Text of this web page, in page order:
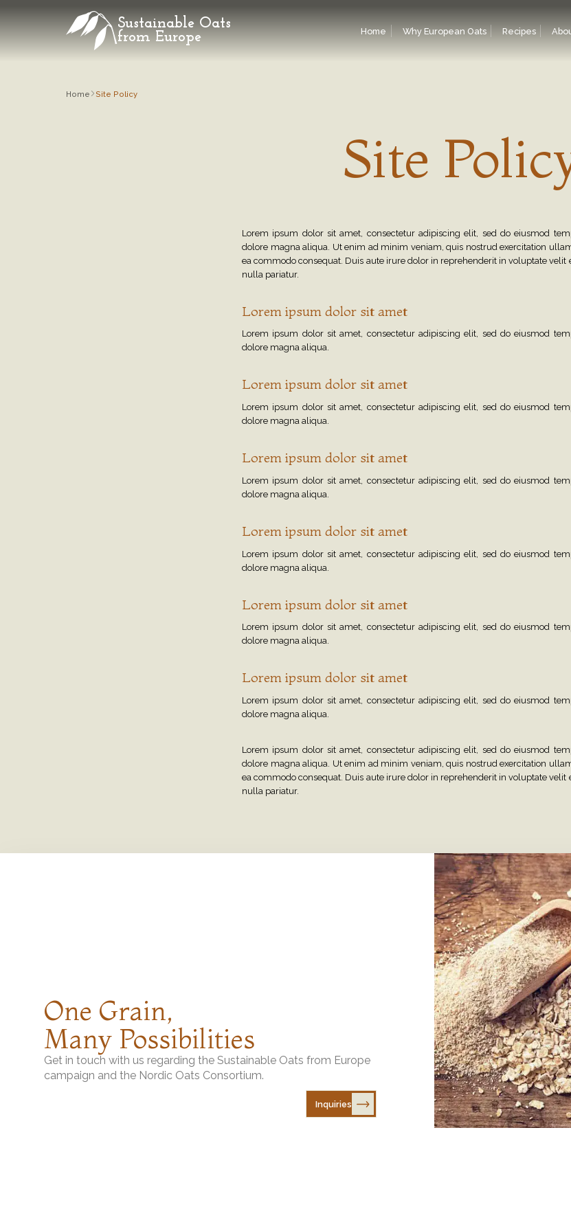
Sustainable Oats
from Europe
Home Why European Oats Recipes
Home Site Policy
Site
Site
Lorem ipsum dolor sit amet, consectetur adipiscing elit, sed do eiusmod
dolore magna aliqua. Ut enim ad minim veniam, quis nostrud exercitation
ea commodo consequat. Duis aute irure dolor in reprehenderit in voluptate velit
nulla pariatur.
Lorem ipsum dolor sit amet
Lorem ipsum dolor sit amet, consectetur adipiscing elit, sed do eiusmod
dolore magna aliqua.
Lorem ipsum dolor sit amet
Lorem ipsum dolor sit amet, consectetur adipiscing elit, sed do eiusmod
dolore magna aliqua.
Lorem ipsum dolor sit amet
Lorem ipsum dolor sit amet, consectetur adipiscing elit, sed do eiusmod
dolore magna aliqua.
Lorem ipsum dolor sit amet
Lorem ipsum dolor sit amet, consectetur adipiscing elit, sed do eiusmod
dolore magna aliqua.
Lorem ipsum dolor sit amet
Lorem ipsum dolor sit amet, consectetur adipiscing elit, sed do eiusmod
dolore magna aliqua.
Lorem ipsum dolor sit amet
Lorem ipsum dolor sit amet, consectetur adipiscing elit, sed do eiusmod
dolore magna aliqua.
Lorem ipsum dolor sit amet, consectetur adipiscing elit, sed do eiusmod
dolore magna aliqua. Ut enim ad minim veniam, quis nostrud exercitation
ea commodo consequat. Duis aute irure dolor in reprehenderit in voluptate velit
nulla pariatur.
One Grain,
Many Possibilities
Get in touch with us regarding the Sustainable Oats from Europe
campaign and the Nordic Oats Consortium.
Inquiries